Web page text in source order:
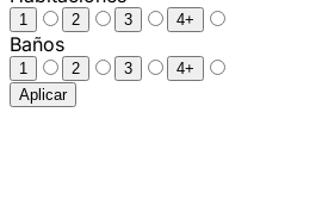
1 2 3 4+
Baños
1 2 3
4+
Aplicar